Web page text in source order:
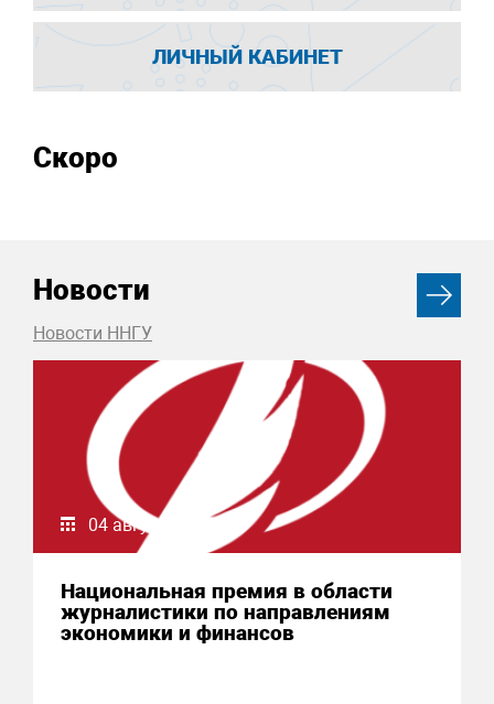
ЛИЧНЫЙ КАБИНЕТ
Скоро
Новости
Новости ННГУ
04 августа 2026
Национальная премия в области
журналистики по направлениям
экономики и финансов